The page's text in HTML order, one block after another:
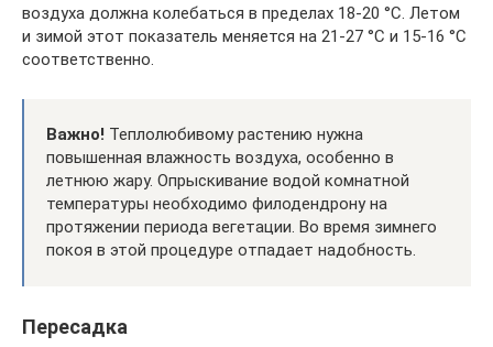
воздуха должна колебаться в пределах 18-20 °С. Летом
и зимой этот показатель меняется на 21-27 °С и 15-16 °С
соответственно.
Важно! Теплолюбивому растению нужна
повышенная влажность воздуха, особенно в
летнюю жару. Опрыскивание водой комнатной
температуры необходимо филодендрону на
протяжении периода вегетации. Во время зимнего
покоя в этой процедуре отпадает надобность.
Пересадка